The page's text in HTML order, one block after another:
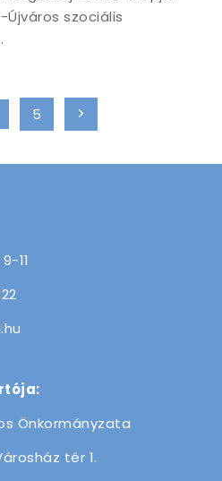
Újváros szociális
5
Next
11
Önkormányzata
tér 1.